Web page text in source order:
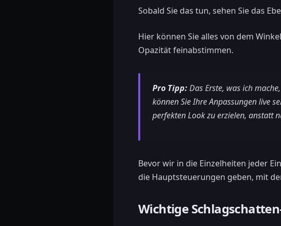
Sobald Sie das tun, sehen Sie das
Hier können Sie alles von dem
Opazität feinabstimmen.
Pro Tipp:Das Erste, was ich
können Sie Ihre Anpassungen live
perfekten Look zu erzielen, anstatt
Bevor wir in die Einzelheiten jeder
die Hauptsteuerungen geben, mit
Wichtige